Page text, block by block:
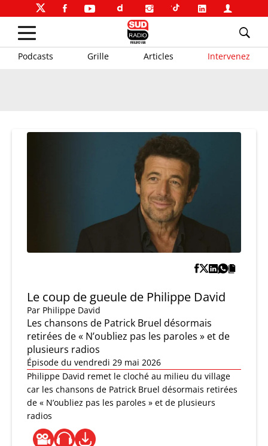
Podcasts Grille Articles Intervenez
Le coup de gueule de Philippe David
Par Philippe David
Les chansons de Patrick Bruel désormais
retirées de « N’oubliez pas les paroles » et de
plusieurs radios
Épisode du vendredi 29 mai 2026
Philippe David remet le cloché au milieu du village
car les chansons de Patrick Bruel désormais retirées
de « N’oubliez pas les paroles » et de plusieurs
radios